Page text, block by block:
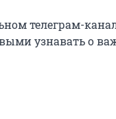
телеграм-
узнавать о